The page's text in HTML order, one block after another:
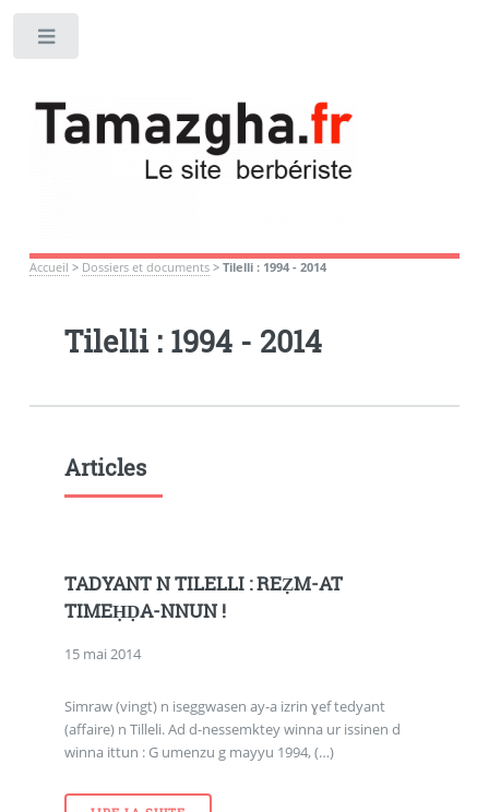
Accueil > Dossiers et documents> Tilelli : 1994 - 2014
Tilelli : 1994 - 2014
Articles
TADYANT N TILELLI : REẒM-AT
TIMEḤḌA-NNUN !
15 mai 2014
Simraw (vingt) n iseggwasen ay-a izrin ɣef tedyant
(affaire) n Tilleli. Ad d-nessemktey winna ur issinen d
winna ittun : G umenzu g mayyu 1994, (…)